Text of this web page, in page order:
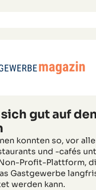
gut auf
konnten so, vor
und -cafés
Profit-Plattform,
Gastgewerbe
werden kann.